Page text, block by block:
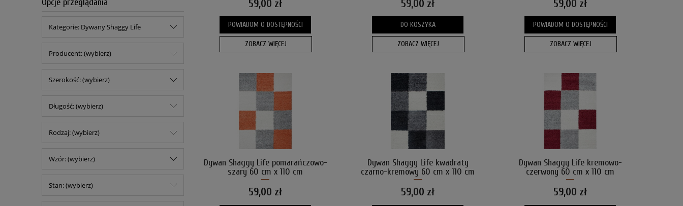
Kategorie: Dywany Shaggy Life
Producent: (wybierz)
Szerokość: (wybierz)
Długość: (wybierz)
Rodzaj: (wybierz)
Wzór: (wybierz)
Stan: (wybierz)
59,00 zł
POWIADOM O DOSTĘPNOŚCI
ZOBACZ WIĘCEJ
59,00 zł
DO KOSZYKA
ZOBACZ WIĘCEJ
59,00 zł
POWIADOM O DOSTĘPNOŚCI
ZOBACZ WIĘCEJ
Dywan Shaggy Life pomarańczowo-
szary 60 cm x 110 cm
59,00 zł
Dywan Shaggy Life kwadraty
czarno-kremowy 60 cm x 110 cm
59,00 zł
Dywan Shaggy Life kremowo-
czerwony 60 cm x 110 cm
59,00 zł